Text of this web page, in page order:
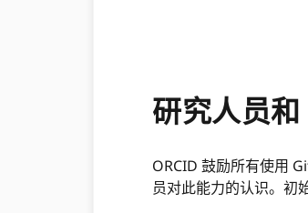
研究人员和
ORCID 鼓励所有使用
员对此能力的认识。初